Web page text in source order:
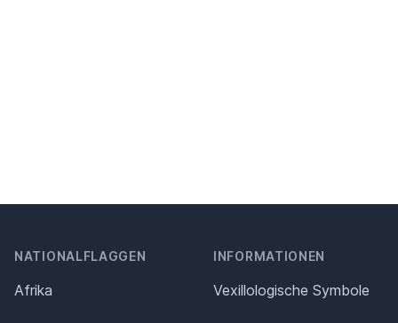
NATIONALFLAGGEN
Afrika
INFORMATIONEN
Vexillologische Symbole